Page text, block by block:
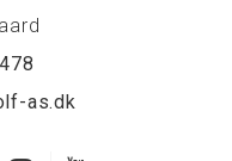
as.dk